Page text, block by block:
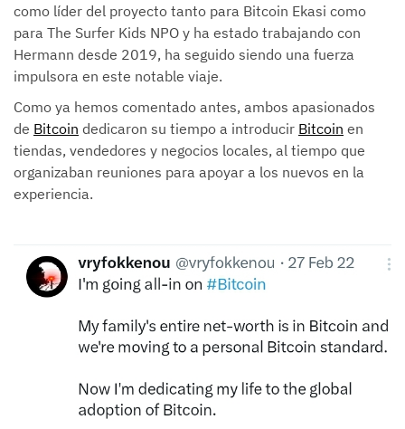
como líder del proyecto tanto para Bitcoin Ekasi como
para The Surfer Kids NPO y ha estado trabajando con
Hermann desde 2019, ha seguido siendo una fuerza
impulsora en este notable viaje.
Como ya hemos comentado antes, ambos apasionados
de Bitcoin dedicaron su tiempo a introducir Bitcoin en
tiendas, vendedores y negocios locales, al tiempo que
organizaban reuniones para apoyar a los nuevos en la
experiencia.